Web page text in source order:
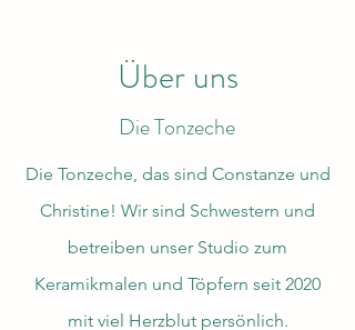
Über uns
Die Tonzeche
Die Tonzeche, das sind Constanze und
Christine! Wir sind Schwestern und
betreiben unser Studio zum
Keramikmalen und Töpfern seit 2020
mit viel Herzblut persönlich.